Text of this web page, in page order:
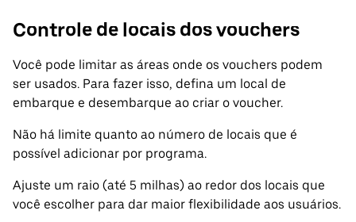
Controle de locais dos vouchers
Você pode limitar as áreas onde os vouchers podem
ser usados. Para fazer isso, defina um local de
embarque e desembarque ao criar o voucher.
Não há limite quanto ao número de locais que é
possível adicionar por programa.
Ajuste um raio (até 5 milhas) ao redor dos locais que
você escolher para dar maior flexibilidade aos usuários.